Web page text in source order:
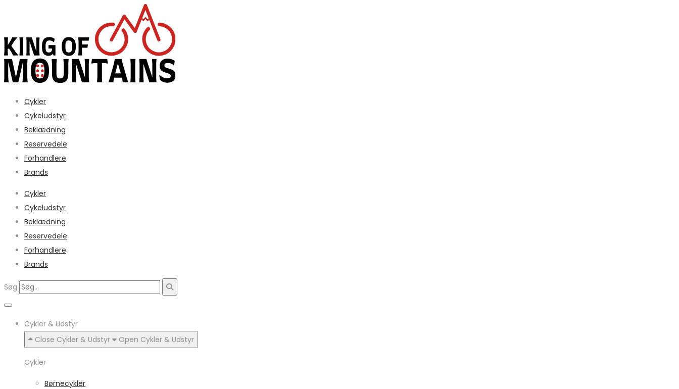
Cykler
Cykeludstyr
Beklædning
Reservedele
Forhandlere
Brands
Cykler
Cykeludstyr
Beklædning
Reservedele
Forhandlere
Brands
Søg
Cykler & Udstyr
Close Cykler & Udstyr
Open Cykler & Udstyr
Cykler
Børnecykler